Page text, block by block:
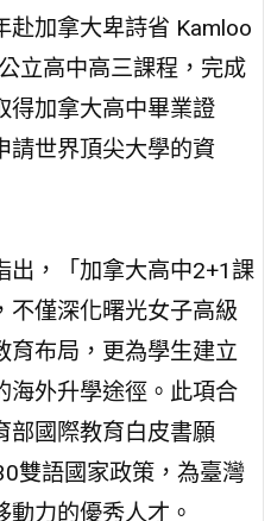
赴加拿大卑詩省 Kamloo
立高中高三課程，完成
得加拿大高中畢業證
請世界頂尖大學的資
出，「加拿大高中2+1課
不僅深化曙光女子高級
育布局，更為學生建立
海外升學途徑。此項合
部國際教育白皮書願
雙語國家政策，為臺灣
動力的優秀人才。